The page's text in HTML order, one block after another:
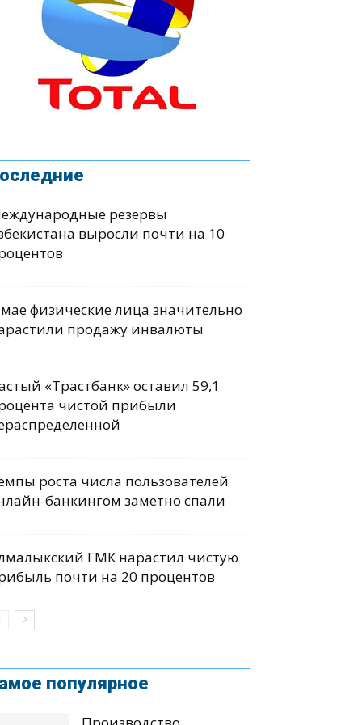
резервы
выросли почти на 10
физические лица значительно
продажу инвалюты
«Трастбанк» оставил 59,1
чистой прибыли
роста числа пользователей
банкингом заметно спали
ГМК нарастил чистую
почти на 20 процентов
популярное